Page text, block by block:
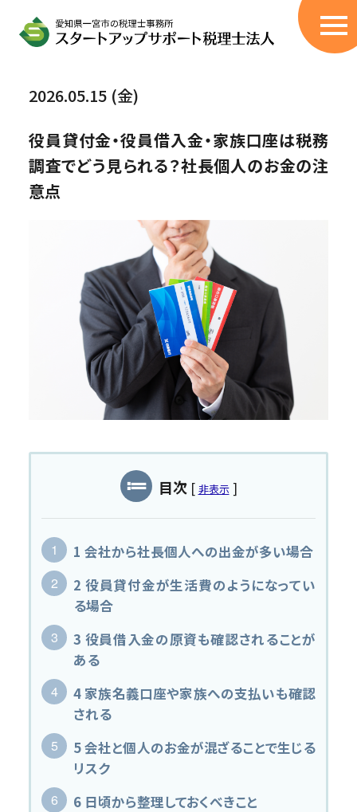
サービス
税理士顧問サービス
創業融資サポート
税務調査立会
伴走型コンサル
（405事業・経営改善計画策定支援）
相続税申告代行
BPOサービス
MAS監査
私たちについて
黒字化と発展のために
スタッフ紹介
コンテンツ
新着情報
税務情報コラム
採用情報
2026.05.15 (金)
役員貸付金・役員借入金・家族口座は税務
調査でどう見られる？社長個人のお金の注
意点
目次 [ 非表示 ]
1 会社から社長個人への出金が多い場合
2 役員貸付金が生活費のようになってい
る場合
3 役員借入金の原資も確認されることが
ある
4 家族名義口座や家族への支払いも確認
される
5会社と個人のお金が混ざることで生じる
リスク
6 日頃から整理しておくべきこと